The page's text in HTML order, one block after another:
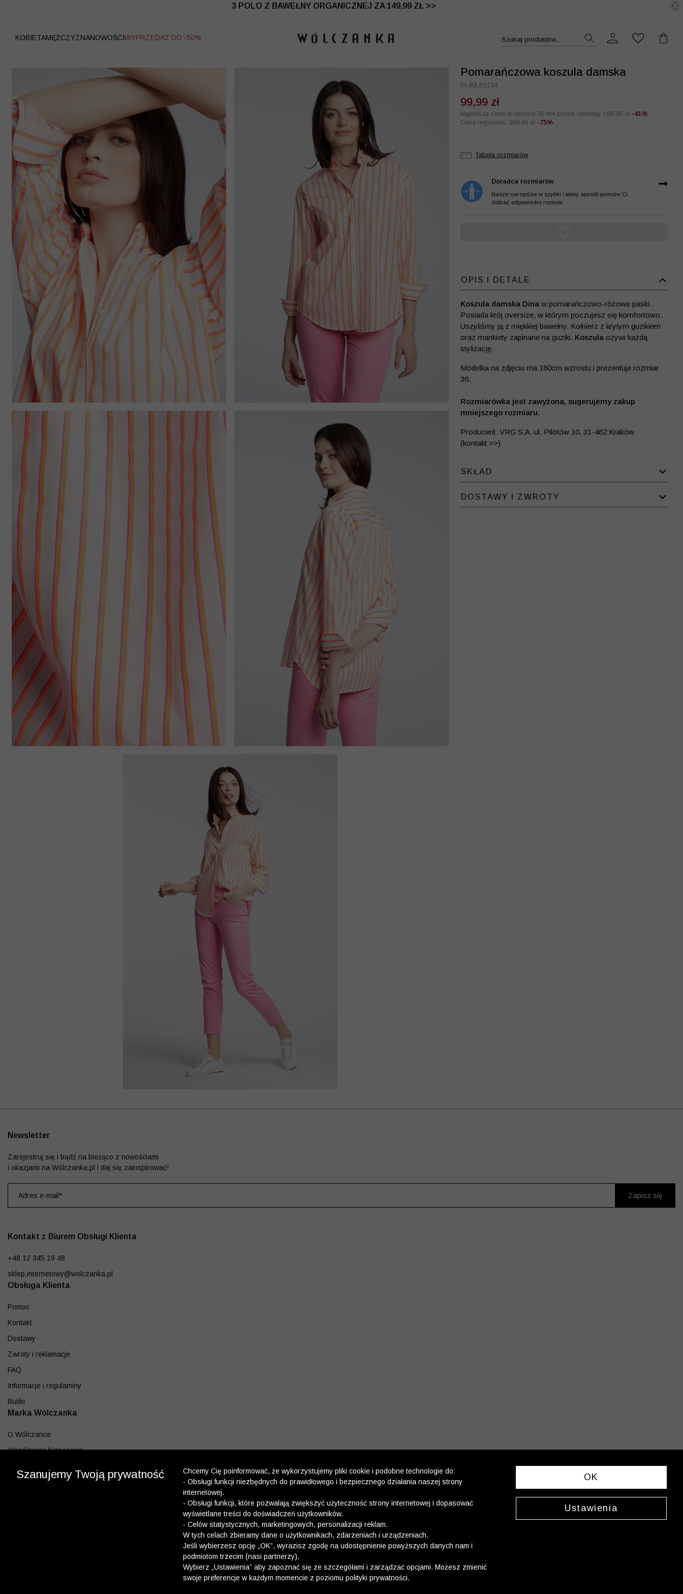
3 POLO Z BAWEŁNY ORGANICZNEJ ZA 149,99 ZŁ >>
WYPRZEDAŻ DO -50% | DODATKOWE -30% NA DRUGI I TRZECI PRODUKT >>
KOBIETAMĘŻCZYZNANOWOŚCIWYPRZEDAŻ DO -50% Szukaj produktów...
Pomarańczowa koszula damska
DL90LB1134
99,99 zł
Najniższa cena w okresie 30 dni przed obniżką: 169,99 zł -41%
Cena regularna: 399,99 zł -75%
Tabela rozmiarów
Doradca rozmiarów
Nasze narzędzie w szybki i łatwy sposób pomoże Ci
dobrać odpowiedni rozmiar.
OPIS I DETALE
Koszula damska Dina w pomarańczowo-różowe paski.
Posiada krój oversize, w którym poczujesz się komfortowo.
Uszyliśmy ją z miękkiej bawełny. Kołnierz z krytym guzikiem
oraz mankiety zapinane na guziki. Koszula ożywi każdą
stylizację.
Modelka na zdjęciu ma 180cm wzrostu i prezentuje rozmiar
36.
Rozmiarówka jest zawyżona, sugerujemy zakup
mniejszego rozmiaru.
Producent: VRG S.A. ul. Pilotów 10, 31-462 Kraków
(kontakt >>)
SKŁAD
DOSTAWY I ZWROTY
Kontakt z Biurem Obsługi Klienta
+48 12 345 19 48
sklep.internetowy@wolczanka.pl
Obsługa Klienta
Pomoc
Kontakt
Dostawy
Zwroty i reklamacje
FAQ
Informacje i regulaminy
Butiki
Marka Wólczanka
O Wólczance
Współpraca biznesowa
Program lojalnościowy
Newsletter
Zarejestruj się i bądź na bieżąco z nowościami
i okazjami na Wólczanka.pl i daj się zainspirować!
Szanujemy Twoją prywatność
Chcemy Cię poinformować, że wykorzystujemy pliki cookie i podobne technologie do:
- Obsługi funkcji niezbędnych do prawidłowego i bezpiecznego działania naszej strony
internetowej.
- Obsługi funkcji, które pozwalają zwiększyć użyteczność strony internetowej i dopasować
wyświetlane treści do doświadczeń użytkowników.
- Celów statystycznych, marketingowych, personalizacji reklam.
W tych celach zbieramy dane o użytkownikach, zdarzeniach i urządzeniach.
Jeśli wybierzesz opcję „OK”, wyrazisz zgodę na udostępnienie powyższych danych nam i
podmiotom trzecim (nasi partnerzy).
Wybierz „Ustawienia” aby zapoznać się ze szczegółami i zarządzać opcjami. Możesz zmienić
swoje preferencje w każdym momencie z poziomu polityki prywatności.
OK
Ustawienia